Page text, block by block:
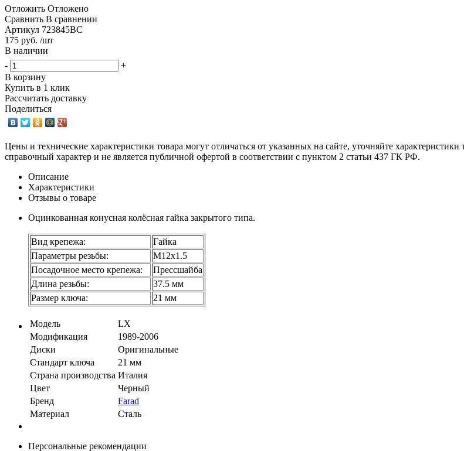
Отложить Отложено
Сравнить В сравнении
Артикул 723845BC
175 руб. /шт
В наличии
-
+
В корзину
Купить в 1 клик
Рассчитать доставку
Поделиться
Цены и технические характеристики товара могут отличаться от указанных на сайте, уточняйте
справочный характер и не является публичной офертой в соответствии с пунктом 2 статьи 437 ГК РФ.
Описание
Характеристики
Отзывы о товаре
Оцинкованная конусная колёсная гайка закрытого типа.
Вид крепежа:
Гайка
Параметры резьбы:
М12х1.5
Посадочное место крепежа:
Прессшайба
Длина резьбы:
37.5 мм
Размер ключа:
21 мм
Модель
LX
Модификация
1989-2006
Диски
Оригинальные
Стандарт ключа
21 мм
Страна производства Италия
Цвет
Черный
Бренд
Farad
Материал
Сталь
Персональные рекомендации